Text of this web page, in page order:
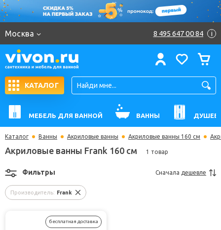
Москва 8 495 647 00 84 i
КАТАЛОГ
МЕБЕЛЬ ДЛЯ ВАННОЙ ВАННЫ
Каталог Ванны Акриловые ванны Акриловые ванны 160 см
Акриловые ванны Frank 160 см 1 товар
Производитель: Frank
Фильтры Сначала дешевле
бесплатная доставка